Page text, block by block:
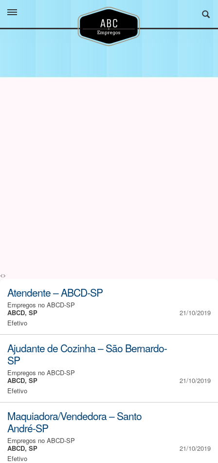
<>
Atendente – ABCD-SP
Empregos no ABCD-SP
ABCD, SP
Efetivo
21/10/2019
Ajudante de Cozinha – São Bernardo-
SP
Empregos no ABCD-SP
ABCD, SP
Efetivo
21/10/2019
Maquiadora/Vendedora – Santo
André-SP
Empregos no ABCD-SP
ABCD, SP
Efetivo
21/10/2019